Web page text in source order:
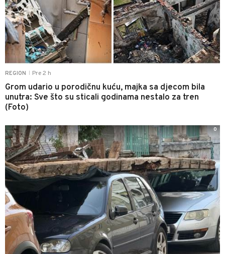
REGION Pre 2 h
Grom udario u porodičnu kuću, majka sa djecom bila
unutra: Sve što su sticali godinama nestalo za tren
(Foto)
0